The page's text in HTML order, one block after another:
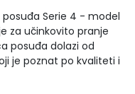
posuđa Serie 4 - model
za učinkovito pranje
posuđa dolazi od
je poznat po kvaliteti i